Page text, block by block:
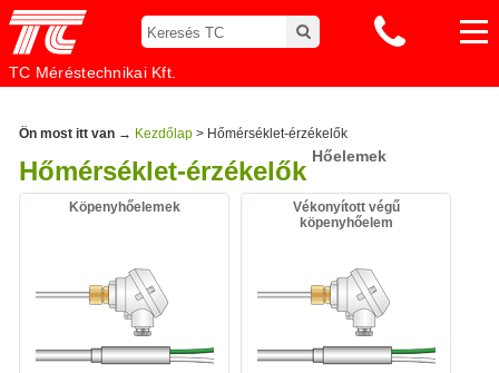
TC Méréstechnikai Kft.
Ön most itt van → Kezdőlap > Hőmérséklet-érzékelők
Hőmérséklet-érzékelők Hőelemek
Köpenyhőelemek
Vékonyított végű
köpenyhőelem